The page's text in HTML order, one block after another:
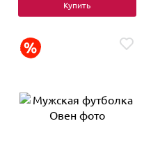
Купить